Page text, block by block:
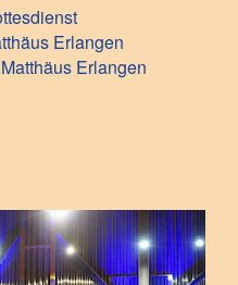
Erlangen
Erlangen